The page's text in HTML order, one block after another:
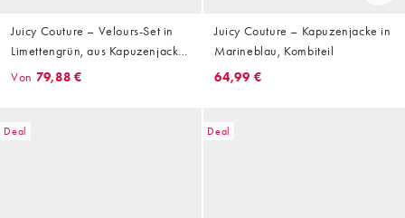
Juicy Couture – Velours-Set in
Limettengrün, aus Kapuzenjacke
mit Reißverschluss und Strass-
Von 79,88 €
Juicy Couture – Kapuzenjacke in
Marineblau, Kombiteil
64,99 €
Deal Deal